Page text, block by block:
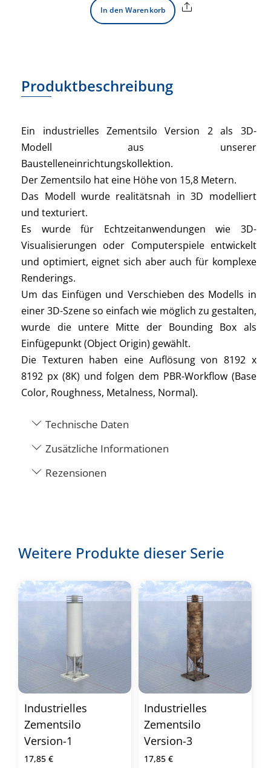
In den Warenkorb Share
Produktbeschreibung
Ein industrielles Zementsilo Version 2 als 3D-
Modell aus unserer
Baustelleneinrichtungskollektion.
Der Zementsilo hat eine Höhe von 15,8 Metern.
Das Modell wurde realitätsnah in 3D modelliert
und texturiert.
Es wurde für Echtzeitanwendungen wie 3D-
Visualisierungen oder Computerspiele entwickelt
und optimiert, eignet sich aber auch für komplexe
Renderings.
Um das Einfügen und Verschieben des Modells in
einer 3D-Szene so einfach wie möglich zu gestalten,
wurde die untere Mitte der Bounding Box als
Einfügepunkt (Object Origin) gewählt.
Die Texturen haben eine Auflösung von 8192 x
8192 px (8K) und folgen dem PBR-Workflow (Base
Color, Roughness, Metalness, Normal).
Technische Daten
Zusätzliche Informationen
Rezensionen
Weitere Produkte dieser Serie
Industrielles
Zementsilo
Version-1
17,85 €
Industrielles
Zementsilo
Version-3
17,85€